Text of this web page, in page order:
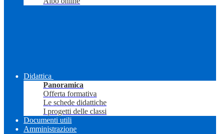
Didattica
Panoramica
Offerta formativa
Le schede didattiche
I progetti delle classi
Documenti utili
Amministrazione